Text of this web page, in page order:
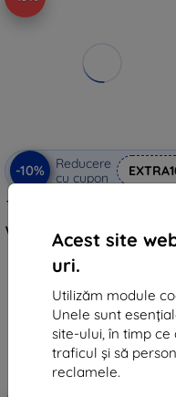
Acest site
uri.
Utilizăm module
Unele sunt
site-ului, în timp
traficul și să
reclamele.
-10%
Reducere
cu cupon
TECH-PROTECT DEFENSE360
Watch 7 (44 mm)
48 lei
43 lei
În stoc > 5 buc